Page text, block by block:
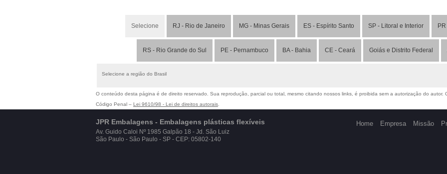
Selecione RJ - Rio de Janeiro MG - Minas Gerais ES - Espírito Santo SP - Litoral e Interior
RS - Rio Grande do Sul PE - Pernambuco BA - Bahia CE - Ceará Goiás e Distrito Federal
Selecione a região do Brasil
O conteúdo desta página é de direito reservado. Sua reprodução, parcial ou total, mesmo citando nossos links, é proibida sem a autorização do autor.
Código Penal – Lei 9610/98 - Lei de direitos autorais
JPR Embalagens - Embalagens plásticas flexíveis
Av. Guido Caloi Nº 1985 Galpão 18 - Jd. São Luiz
São Paulo - São Paulo - SP - CEP: 05802-140
Home Empresa Missão